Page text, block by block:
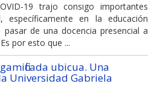
19 trajo consigo importantes
específicamente en la educación
de una docencia presencial a
por esto que ...
ubicua. Una
Universidad Gabriela